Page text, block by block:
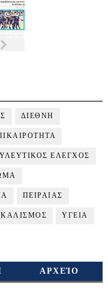
ΔΙΕΘΝΗ
ΕΛΕΓΧΟΣ
ΠΕΙΡΑΙΑΣ
ΥΓΕΙΑ
ΑΡΧΕΊΟ